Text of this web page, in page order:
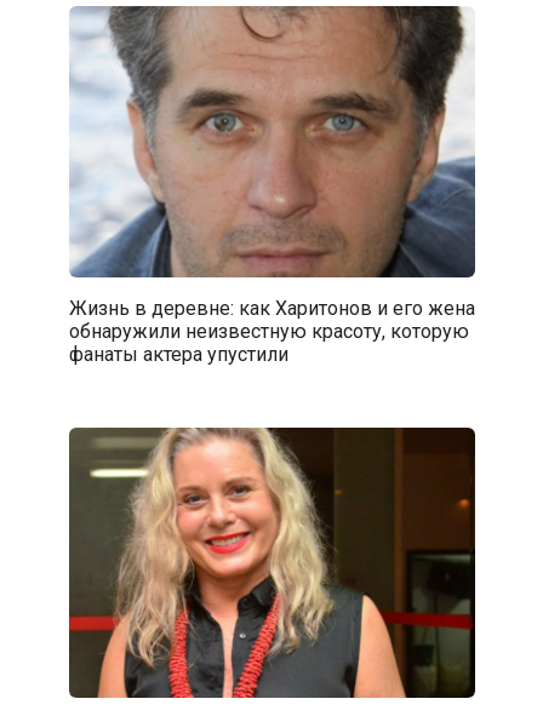
Жизнь в деревне: как Харитонов и его жена
обнаружили неизвестную красоту, которую
фанаты актера упустили